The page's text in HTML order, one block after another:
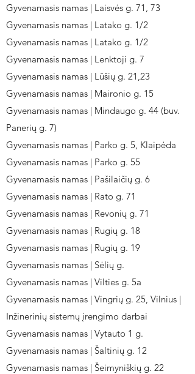
Gyvenamasis namas | Laisvės g. 71, 73
Gyvenamasis namas | Latako g. 1/2
Gyvenamasis namas | Latako g. 1/2
Gyvenamasis namas | Lenktoji g. 7
Gyvenamasis namas | Lūšių g. 21,23
Gyvenamasis namas | Maironio g. 15
Gyvenamasis namas | Mindaugo g. 44 (buv.
Panerių g. 7)
Gyvenamasis namas | Parko g. 5, Klaipėda
Gyvenamasis namas | Parko g. 55
Gyvenamasis namas | Pašilaičių g. 6
Gyvenamasis namas | Rato g. 71
Gyvenamasis namas | Revonių g. 71
Gyvenamasis namas | Rugių g. 18
Gyvenamasis namas | Rugių g. 19
Gyvenamasis namas | Sėlių g.
Gyvenamasis namas | Vilties g. 5a
Gyvenamasis namas | Vingrių g. 25, Vilnius |
Inžinerinių sistemų įrengimo darbai
Gyvenamasis namas | Vytauto 1 g.
Gyvenamasis namas | Šaltinių g. 12
Gyvenamasis namas | Šeimyniškių g. 22